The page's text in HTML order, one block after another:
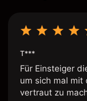
T***
Für Einsteiger
um sich mal mit
vertraut zu